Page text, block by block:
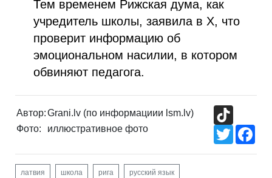
Тем временем Рижская дума, как
учредитель школы, заявила в X, что
проверит информацию об
эмоциональном насилии, в котором
обвиняют педагога.
Автор:Grani.lv (по информациии lsm.lv)
Фото:
иллюстративное фото
Twitter
латвия школа рига русский язык